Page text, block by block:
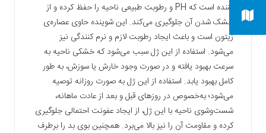
کننده است که PH و رطوبت طبیعی ناحیه را حفظ کرده و از
خشک شدن آن جلوگیری می‌کند. این شوینده حاوی عصاره‌ی
زیتون است و باعث ایجاد رطوبت لازم و نرم کنندگی نیز
می‌شود. استفاده از این ژل سبب می‌شود که خشکی ناحیه به
سرعت بهبود یافته و در صورت وجود خارش یا سوزش، به طور
کامل بهبود یابد. استفاده از این ژل به صورت روزانه توصیه
می‌شود؛ به‌خصوص در روزهای قبل و بعد از عادت ماهانه،
شست‌وشوی ناحیه با این ژل، از ایجاد عفونت احتمالی جلوگیری
کرده و مقاومت آن را نیز بالا می‌برد. همچنین بوی بد را برطرف